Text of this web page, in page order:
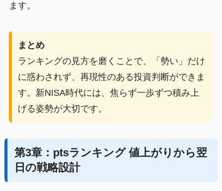
ます。
まとめ
ランキングの見方を磨くことで、「勢い」だけ
に惑わされず、再現性のある投資判断ができま
す。新NISA時代には、焦らず一歩ずつ積み上
げる姿勢が大切です。
第3章：ptsランキング 値上がりから翌
日の戦略設計